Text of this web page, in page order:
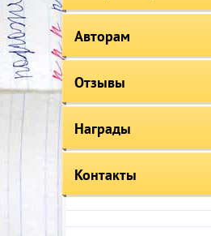
Авторам
Отзывы
Награды
Контакты